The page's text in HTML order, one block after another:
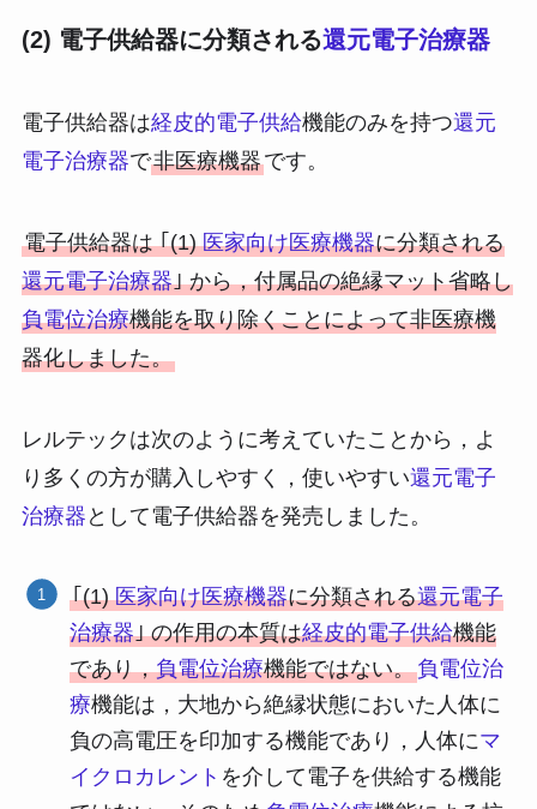
(2) 電子供給器に分類される還元電子治療器
電子供給器は経皮的電子供給機能のみを持つ還元
電子治療器で非医療機器です。
電子供給器は ｢(1)医家向け医療機器に分類される
還元電子治療器｣ から，付属品の絶縁マット省略し
負電位治療機能を取り除くことによって非医療機
器化しました。
レルテックは次のように考えていたことから，よ
り多くの方が購入しやすく，使いやすい還元電子
治療器 として電子供給器を発売しました。
｢(1)医家向け医療機器に分類される還元電子
治療器｣ の作用の本質は経皮的電子供給機能
であり，負電位治療機能ではない。負電位治
療機能は，大地から絶縁状態においた人体に
負の高電圧を印加する機能であり，人体にマ
イクロカレント を介して電子を供給する機能